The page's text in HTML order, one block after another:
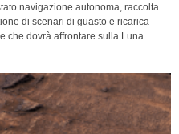
navigazione autonoma, raccolta
di scenari di guasto e ricarica
che dovrà affrontare sulla Luna